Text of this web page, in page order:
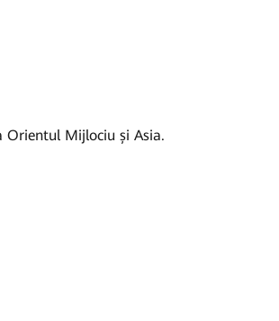
Orientul Mijlociu și Asia.